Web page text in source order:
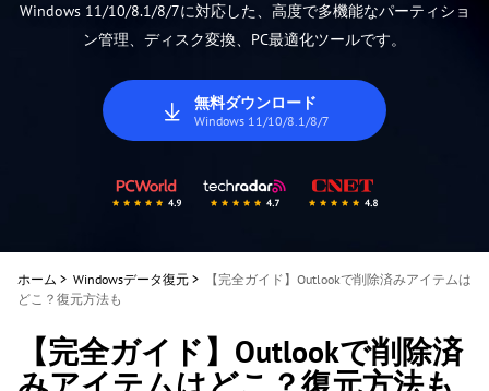
Windows 11/10/8.1/8/7に対応した、高度で多機能なパーティショ
ン管理、ディスク変換、PC最適化ツールです。
無料ダウンロード
Windows 11/10/8.1/8/7
ホーム > Windowsデータ復元 >
【完全ガイド】Outlookで削除済みアイテムは
どこ？復元方法も
【完全ガイド】Outlookで削除済